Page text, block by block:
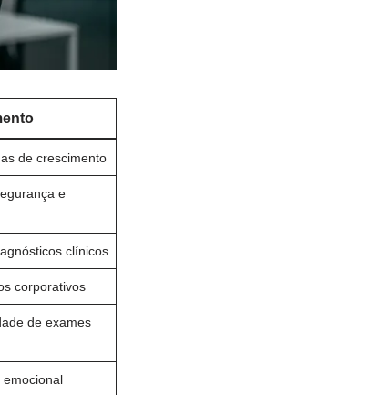
de crescimento
e
clínicos
corporativos
de exames
emocional